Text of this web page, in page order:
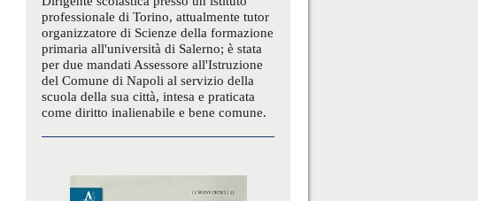
professionale di Torino, attualmente tutor
organizzatore di Scienze della formazione
primaria all'università di Salerno; è stata
per due mandati Assessore all'Istruzione
del Comune di Napoli al servizio della
scuola della sua città, intesa e praticata
come diritto inalienabile e bene comune.